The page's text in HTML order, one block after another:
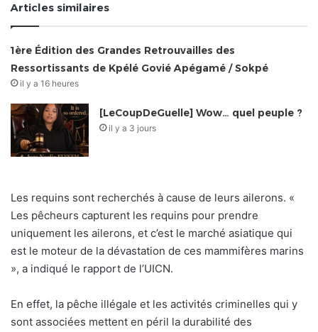
Articles similaires
1ère Édition des Grandes Retrouvailles des
Ressortissants de Kpélé Govié Apégamé / Sokpé
il y a 16 heures
[LeCoupDeGuelle] Wow… quel peuple ?
il y a 3 jours
Les requins sont recherchés à cause de leurs ailerons. «
Les pêcheurs capturent les requins pour prendre
uniquement les ailerons, et c’est le marché asiatique qui
est le moteur de la dévastation de ces mammifères marins
», a indiqué le rapport de l’UICN.
En effet, la pêche illégale et les activités criminelles qui y
sont associées mettent en péril la durabilité des